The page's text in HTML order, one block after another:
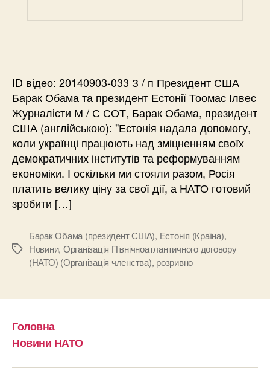
ID відео: 20140903-033 З / п Президент США
Барак Обама та президент Естонії Тоомас Ілвес
Журналісти М / С СОТ, Барак Обама, президент
США (англійською): "Естонія надала допомогу,
коли українці працюють над зміцненням своїх
демократичних інститутів та реформуванням
економіки. І оскільки ми стояли разом, Росія
платить велику ціну за свої дії, а НАТО готовий
зробити […]
Позначки
Барак Обама (президент США), Естонія (Країна),
Новини, Організація Північноатлантичного договору
(НАТО) (Організація членства), розривно
Головна
Новини НАТО